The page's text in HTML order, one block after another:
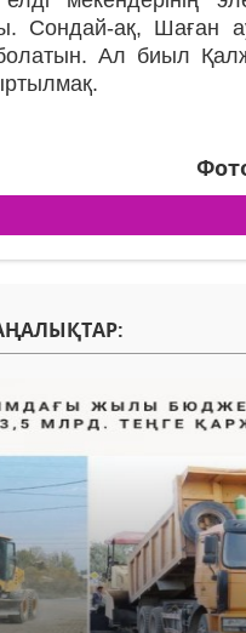
Сондай-ақ, Шаған
Ал биыл